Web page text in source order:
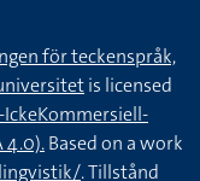
för teckenspråk,
is licensed
4.0).Based on a work
. Tillstånd